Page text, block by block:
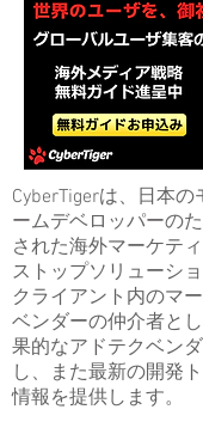
CyberTigerは、日本
ームデベロッパーの
された海外マーケテ
ストップソリューシ
クライアント内のマ
ベンダーの仲介者と
果的なアドテクベン
し、また最新の開発
情報を提供します。